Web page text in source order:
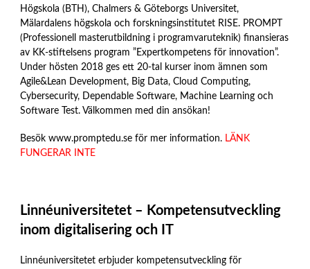
Högskola (BTH), Chalmers & Göteborgs Universitet,
Mälardalens högskola och forskningsinstitutet RISE. PROMPT
(Professionell masterutbildning i programvaruteknik) finansieras
av KK-stiftelsens program ”Expertkompetens för innovation”.
Under hösten 2018 ges ett 20-tal kurser inom ämnen som
Agile&Lean Development, Big Data, Cloud Computing,
Cybersecurity, Dependable Software, Machine Learning och
Software Test. Välkommen med din ansökan!
Besök www.promptedu.se för mer information. LÄNK
FUNGERAR INTE
Linnéuniversitetet – Kompetensutveckling
inom digitalisering och IT
Linnéuniversitetet erbjuder kompetensutveckling för